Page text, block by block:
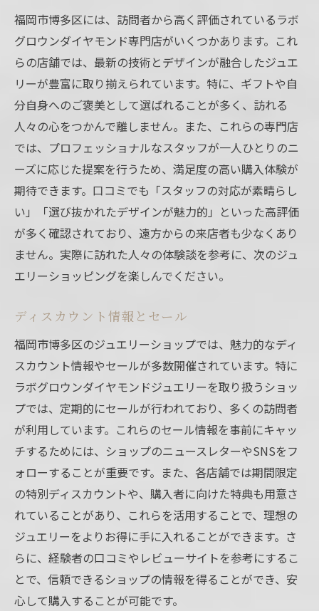
福岡市博多区には、訪問者から高く評価されているラボ
グロウンダイヤモンド専門店がいくつかあります。これ
らの店舗では、最新の技術とデザインが融合したジュエ
リーが豊富に取り揃えられています。特に、ギフトや自
分自身へのご褒美として選ばれることが多く、訪れる
人々の心をつかんで離しません。また、これらの専門店
では、プロフェッショナルなスタッフが一人ひとりのニ
ーズに応じた提案を行うため、満足度の高い購入体験が
期待できます。口コミでも「スタッフの対応が素晴らし
い」「選び抜かれたデザインが魅力的」といった高評価
が多く確認されており、遠方からの来店者も少なくあり
ません。実際に訪れた人々の体験談を参考に、次のジュ
エリーショッピングを楽しんでください。
ディスカウント情報とセール
福岡市博多区のジュエリーショップでは、魅力的なディ
スカウント情報やセールが多数開催されています。特に
ラボグロウンダイヤモンドジュエリーを取り扱うショッ
プでは、定期的にセールが行われており、多くの訪問者
が利用しています。これらのセール情報を事前にキャッ
チするためには、ショップのニュースレターやSNSをフ
ォローすることが重要です。また、各店舗では期間限定
の特別ディスカウントや、購入者に向けた特典も用意さ
れていることがあり、これらを活用することで、理想の
ジュエリーをよりお得に手に入れることができます。さ
らに、経験者の口コミやレビューサイトを参考にするこ
とで、信頼できるショップの情報を得ることができ、安
心して購入することが可能です。